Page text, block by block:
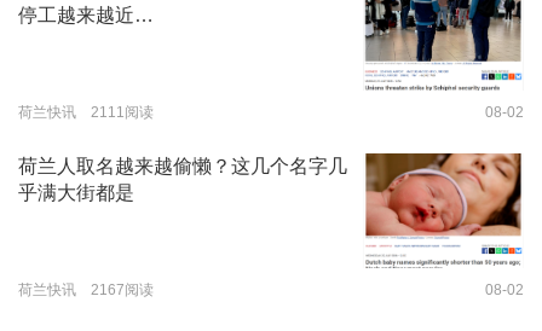
停工越来越近…
荷兰快讯 2111阅读 08-02
荷兰人取名越来越偷懒？这几个名字几
乎满大街都是
荷兰快讯 2167阅读 08-02